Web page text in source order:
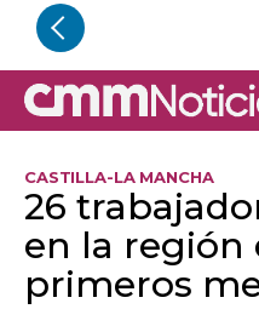
CASTILLA-LA MANCHA
26
en la región
primeros